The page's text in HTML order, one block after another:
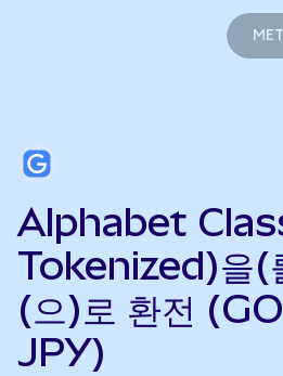
Alphabet
Tokenized)을(
(으)로 환전
JPY)